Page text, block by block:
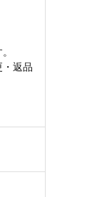
返品